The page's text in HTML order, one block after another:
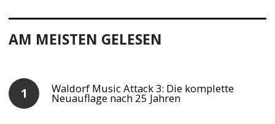
AM MEISTEN GELESEN
Waldorf Music Attack 3: Die komplette
Neuauflage nach 25 Jahren